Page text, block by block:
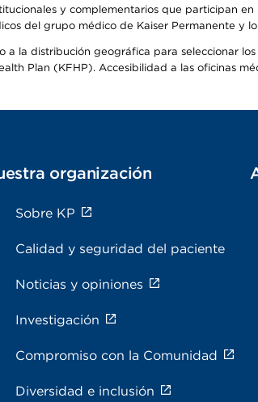
y complementarios que participan
del grupo médico de Kaiser Permanente
a la distribución geográfica para seleccionar
Plan (KFHP). Accesibilidad a las oficinas
organización
Sobre KP
Calidad y seguridad del paciente
Noticias y opiniones
Investigación
Compromiso con la Comunidad
Diversidad e inclusión